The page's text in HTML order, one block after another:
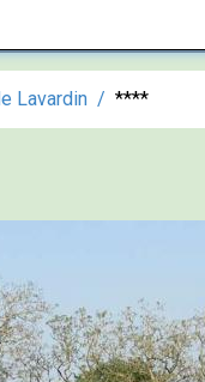
Lavardin ****